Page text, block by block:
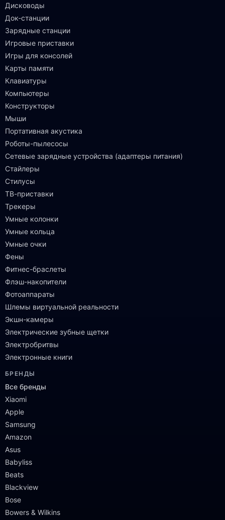
Дисководы
Док-станции
Зарядные станции
Игровые приставки
Игры для консолей
Карты памяти
Клавиатуры
Компьютеры
Конструкторы
Мыши
Портативная акустика
Роботы-пылесосы
Сетевые зарядные устройства (адаптеры питания)
Стайлеры
Стилусы
ТВ-приставки
Трекеры
Умные колонки
Умные кольца
Умные очки
Фены
Фитнес-браслеты
Флэш-накопители
Фотоаппараты
Шлемы виртуальной реальности
Экшн-камеры
Электрические зубные щетки
Электробритвы
Электронные книги
БРЕНДЫ
Все бренды
Xiaomi
Apple
Samsung
Amazon
Asus
Babyliss
Beats
Blackview
Bose
Bowers & Wilkins